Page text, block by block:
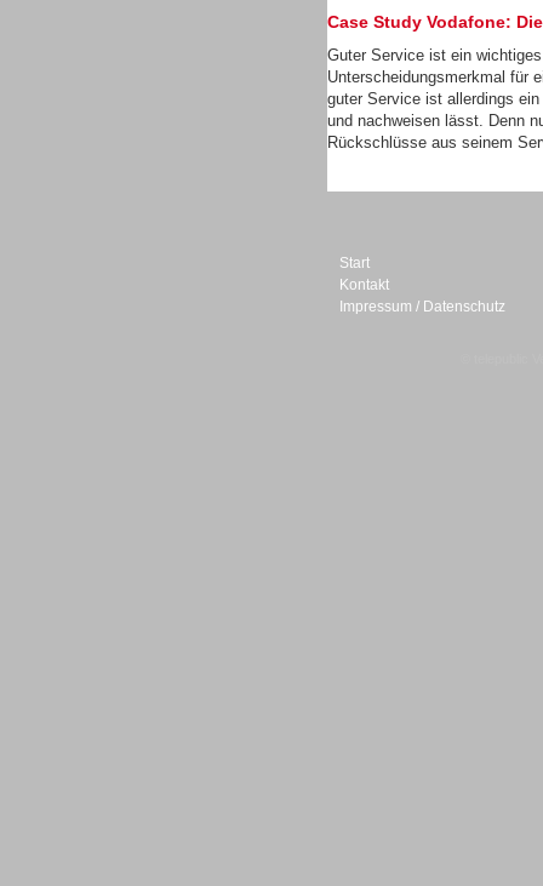
Case Study Vodafone:
Guter Service ist ein
Unterscheidungsmerkmal für
guter Service ist allerdings
und nachweisen lässt. Denn
Rückschlüsse aus seinem
Start
Kontakt
Impressum / Datenschutz